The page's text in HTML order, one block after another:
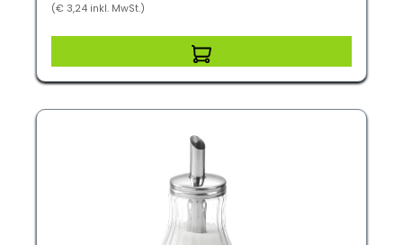
(€ 3,24 inkl. MwSt.)